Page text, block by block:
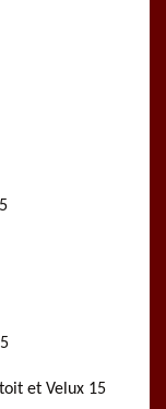
et Velux 15